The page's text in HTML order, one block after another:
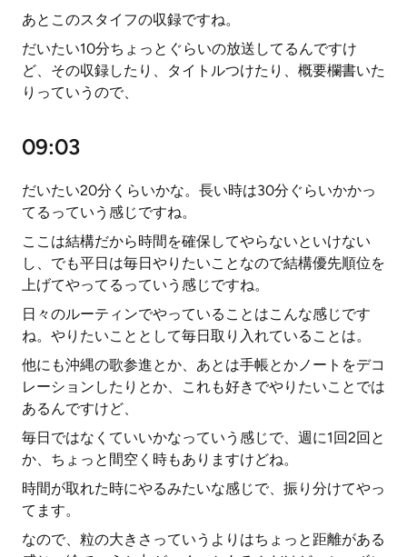
あとこのスタイフの収録ですね。
だいたい10分ちょっとぐらいの放送してるんですけ
ど、その収録したり、タイトルつけたり、概要欄書いた
りっていうので、
09:03
だいたい20分くらいかな。長い時は30分ぐらいかかっ
てるっていう感じですね。
ここは結構だから時間を確保してやらないといけない
し、でも平日は毎日やりたいことなので結構優先順位を
上げてやってるっていう感じですね。
日々のルーティンでやっていることはこんな感じです
ね。やりたいこととして毎日取り入れていることは。
他にも沖縄の歌参進とか、あとは手帳とかノートをデコ
レーションしたりとか、これも好きでやりたいことでは
あるんですけど、
毎日ではなくていいかなっていう感じで、週に1回2回と
か、ちょっと間空く時もありますけどね。
時間が取れた時にやるみたいな感じで、振り分けてやっ
てます。
なので、粒の大きさっていうよりはちょっと距離がある